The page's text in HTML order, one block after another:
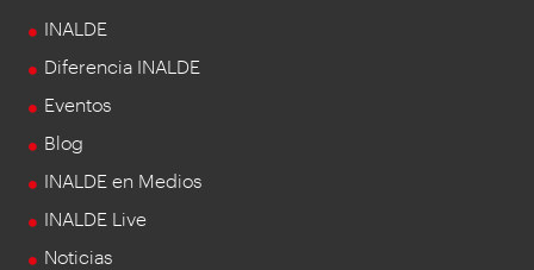
INALDE
Diferencia INALDE
Eventos
Blog
INALDE en Medios
INALDE Live
Noticias